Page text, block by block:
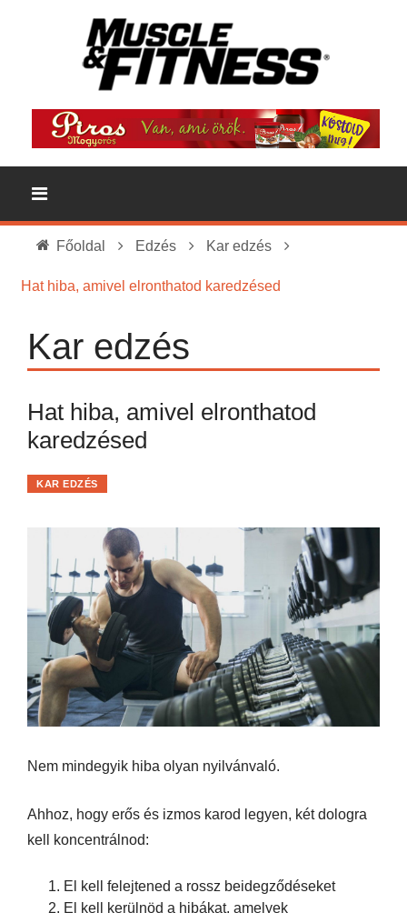
Főoldal Edzés Kar edzés
Hat hiba, amivel elronthatod karedzésed
Kar edzés
Hat hiba, amivel elronthatod
karedzésed
KAR EDZÉS
Nem mindegyik hiba olyan nyilvánvaló.
Ahhoz, hogy erős és izmos karod legyen, két dologra
kell koncentrálnod:
El kell felejtened a rossz beidegződéseket
El kell kerülnöd a hibákat, amelyek